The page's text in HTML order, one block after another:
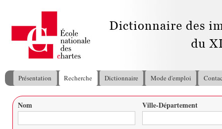
Menu principal
Présentation Recherche Dictionnaire Mode d'emploi
Vous êtes ici
Nom Ville-Département